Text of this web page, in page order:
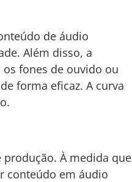
de áudio
Além disso, a
fones de ouvido ou
forma eficaz. A curva
À medida que
conteúdo em áudio